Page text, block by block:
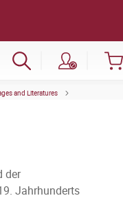
and Literatures
der
Jahrhunderts